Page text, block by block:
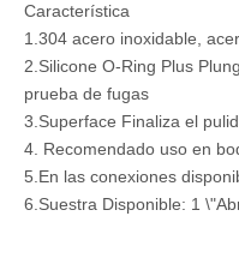
Característica
1.304 acero inoxidable,
2.Silicone O-Ring Plus
prueba de fugas
3.Superface Finaliza el
4. Recomendado uso en
5.En las conexiones
6.Suestra Disponible: 1